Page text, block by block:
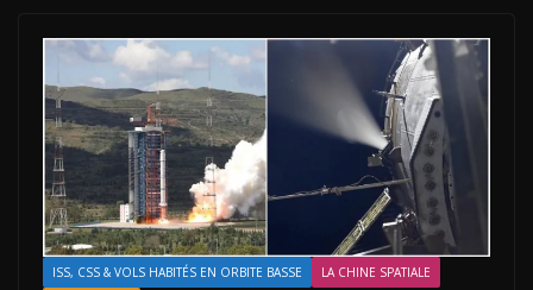
ISS, CSS & VOLS HABITÉS EN ORBITE BASSE
LA CHINE SPATIALE